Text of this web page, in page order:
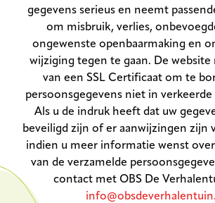
gegevens serieus en neemt
om misbruik, verlies,
ongewenste openbaarmaking en
wijziging tegen te gaan. De website
van een SSL Certificaat om te
persoonsgegevens niet in verkeerde
Als u de indruk heeft dat uw
beveiligd zijn of er aanwijzingen zijn
indien u meer informatie wenst
van de verzamelde
contact met OBS De